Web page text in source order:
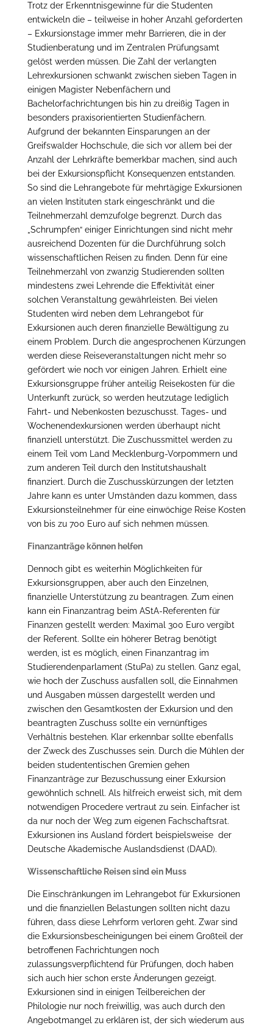
Trotz der Erkenntnisgewinne für die Studenten
entwickeln die – teilweise in hoher Anzahl geforderten
– Exkursionstage immer mehr Barrieren, die in der
Studienberatung und im Zentralen Prüfungsamt
gelöst werden müssen. Die Zahl der verlangten
Lehrexkursionen schwankt zwischen sieben Tagen in
einigen Magister Nebenfächern und
Bachelorfachrichtungen bis hin zu dreißig Tagen in
besonders praxisorientierten Studienfächern.
Aufgrund der bekannten Einsparungen an der
Greifswalder Hochschule, die sich vor allem bei der
Anzahl der Lehrkräfte bemerkbar machen, sind auch
bei der Exkursionspflicht Konsequenzen entstanden.
So sind die Lehrangebote für mehrtägige Exkursionen
an vielen Instituten stark eingeschränkt und die
Teilnehmerzahl demzufolge begrenzt. Durch das
„Schrumpfen“ einiger Einrichtungen sind nicht mehr
ausreichend Dozenten für die Durchführung solch
wissenschaftlichen Reisen zu finden. Denn für eine
Teilnehmerzahl von zwanzig Studierenden sollten
mindestens zwei Lehrende die Effektivität einer
solchen Veranstaltung gewährleisten. Bei vielen
Studenten wird neben dem Lehrangebot für
Exkursionen auch deren finanzielle Bewältigung zu
einem Problem. Durch die angesprochenen Kürzungen
werden diese Reiseveranstaltungen nicht mehr so
gefördert wie noch vor einigen Jahren. Erhielt eine
Exkursionsgruppe früher anteilig Reisekosten für die
Unterkunft zurück, so werden heutzutage lediglich
Fahrt- und Nebenkosten bezuschusst. Tages- und
Wochenendexkursionen werden überhaupt nicht
finanziell unterstützt. Die Zuschussmittel werden zu
einem Teil vom Land Mecklenburg-Vorpommern und
zum anderen Teil durch den Institutshaushalt
finanziert. Durch die Zuschusskürzungen der letzten
Jahre kann es unter Umständen dazu kommen, dass
Exkursionsteilnehmer für eine einwöchige Reise Kosten
von bis zu 700 Euro auf sich nehmen müssen.
Finanzanträge können helfen
Dennoch gibt es weiterhin Möglichkeiten für
Exkursionsgruppen, aber auch den Einzelnen,
finanzielle Unterstützung zu beantragen. Zum einen
kann ein Finanzantrag beim AStA-Referenten für
Finanzen gestellt werden: Maximal 300 Euro vergibt
der Referent. Sollte ein höherer Betrag benötigt
werden, ist es möglich, einen Finanzantrag im
Studierendenparlament (StuPa) zu stellen. Ganz egal,
wie hoch der Zuschuss ausfallen soll, die Einnahmen
und Ausgaben müssen dargestellt werden und
zwischen den Gesamtkosten der Exkursion und den
beantragten Zuschuss sollte ein vernünftiges
Verhältnis bestehen. Klar erkennbar sollte ebenfalls
der Zweck des Zuschusses sein. Durch die Mühlen der
beiden studententischen Gremien gehen
Finanzanträge zur Bezuschussung einer Exkursion
gewöhnlich schnell. Als hilfreich erweist sich, mit dem
notwendigen Procedere vertraut zu sein. Einfacher ist
da nur noch der Weg zum eigenen Fachschaftsrat.
Exkursionen ins Ausland fördert beispielsweise der
Deutsche Akademische Auslandsdienst (DAAD).
Wissenschaftliche Reisen sind ein Muss
Die Einschränkungen im Lehrangebot für Exkursionen
und die finanziellen Belastungen sollten nicht dazu
führen, dass diese Lehrform verloren geht. Zwar sind
die Exkursionsbescheinigungen bei einem Großteil der
betroffenen Fachrichtungen noch
zulassungsverpflichtend für Prüfungen, doch haben
sich auch hier schon erste Änderungen gezeigt.
Exkursionen sind in einigen Teilbereichen der
Philologie nur noch freiwillig, was auch durch den
Angebotmangel zu erklären ist, der sich wiederum aus